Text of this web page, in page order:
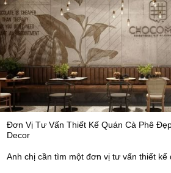
Đơn Vị Tư Vấn Thiết Kế Quán Cà Phê
Decor
Anh chị cần tìm một đơn vị tư vấn thiết kế